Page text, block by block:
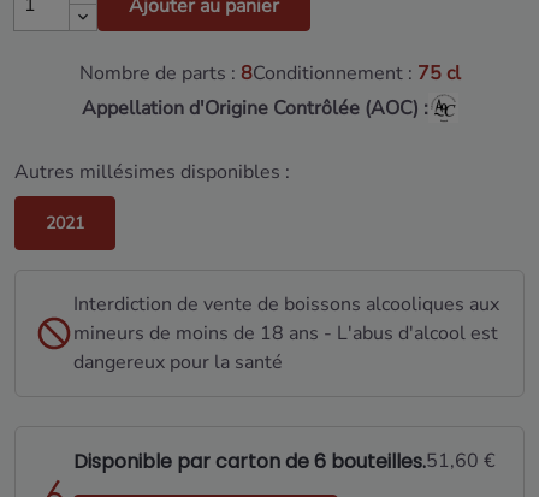
Ajouter au panier
Nombre de parts : 8Conditionnement : 75 cl
Appellation d'Origine Contrôlée (AOC) :
Autres millésimes disponibles :
2021
Interdiction de vente de boissons alcooliques aux
mineurs de moins de 18 ans - L'abus d'alcool est
dangereux pour la santé
Disponible par carton de 6 bouteilles.51,60 €